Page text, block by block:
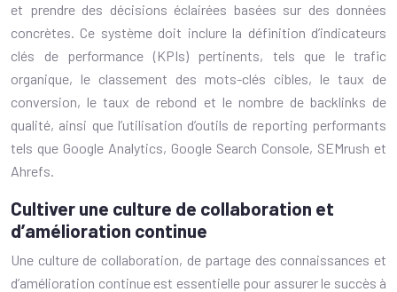
et prendre des décisions éclairées basées sur des données
concrètes. Ce système doit inclure la définition d’indicateurs
clés de performance (KPIs) pertinents, tels que le trafic
organique, le classement des mots-clés cibles, le taux de
conversion, le taux de rebond et le nombre de backlinks de
qualité, ainsi que l’utilisation d’outils de reporting performants
tels que Google Analytics, Google Search Console, SEMrush et
Ahrefs.
Cultiver une culture de collaboration et
d’amélioration continue
Une culture de collaboration, de partage des connaissances et
d’amélioration continue est essentielle pour assurer le succès à